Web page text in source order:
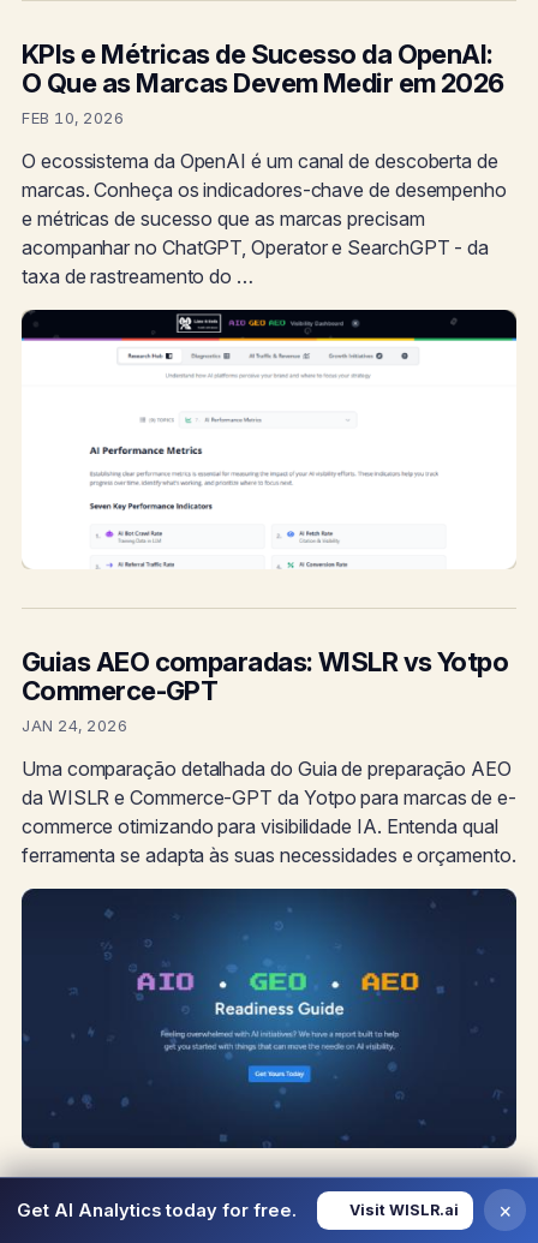
KPIs e Métricas de Sucesso da OpenAI:
O Que as Marcas Devem Medir em 2026
FEB 10, 2026
O ecossistema da OpenAI é um canal de descoberta de
marcas. Conheça os indicadores-chave de desempenho
e métricas de sucesso que as marcas precisam
acompanhar no ChatGPT, Operator e SearchGPT - da
taxa de rastreamento do …
Guias AEO comparadas: WISLR vs Yotpo
Commerce-GPT
JAN 24, 2026
Uma comparação detalhada do Guia de preparação AEO
da WISLR e Commerce-GPT da Yotpo para marcas de e-
commerce otimizando para visibilidade IA. Entenda qual
ferramenta se adapta às suas necessidades e orçamento.
Get AI Analytics today for free. Visit WISLR.ai ×